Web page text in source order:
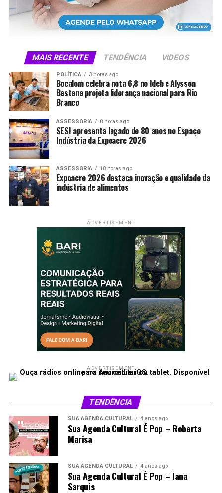
LinkedIn Telegram
MAIS RECENTE TENDÊNCIA VIDEOS
POLÍTICA 3 horas ago
Bocalom celebra nota 6,8 no Ideb e Alysson
Bestene projeta liderança nacional para Rio
Branco
ASSESSORIA 8 horas ago
SESI apresenta legado de 80 anos no Espaço
Indústria da Expoacre 2026
ASSESSORIA 10 horas ago
Expoacre 2026 destaca inovação e qualidade da
indústria de alimentos
ADVERTISEMENT
ADVERTISEMENT
TENDÊNCIA
SUA AGENDA CULTURAL 4 anos ago
Sua Agenda Cultural É Pop – Roberta
Marisa
SUA AGENDA CULTURAL 4 anos ago
Sua Agenda Cultural É Pop – Iana
Sarquis